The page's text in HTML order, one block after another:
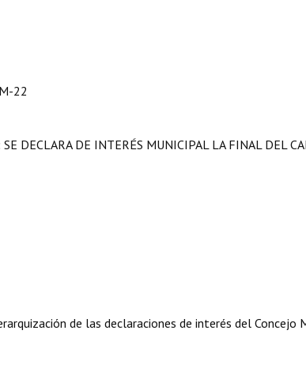
22
DECLARA DE INTERÉS MUNICIPAL LA FINAL DEL
de las declaraciones de interés del Concejo